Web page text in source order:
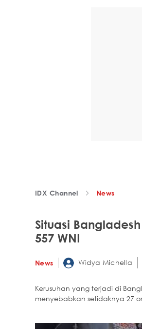
IDX Channel News
Situasi
557 WNI
News Widya Michella
Kerusuhan yang terjadi di
menyebabkan setidaknya 27